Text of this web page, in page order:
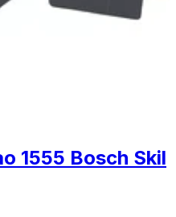
1555 Bosch Skil